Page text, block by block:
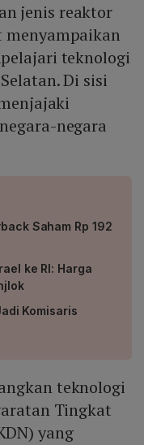
jenis reaktor
menyampaikan
teknologi
Di sisi
negara
Saham Rp 192
ke RI: Harga
Komisaris
teknologi
Tingkat
yang